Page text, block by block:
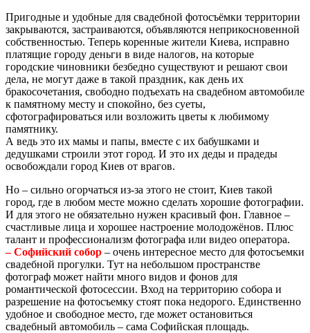
Пригодные и удобные для свадебной фотосъёмки территории
закрываются, застраиваются, объявляются неприкосновенной
собственностью. Теперь коренные жители Киева, исправно
платящие городу деньги в виде налогов, на которые
городские чиновники безбедно существуют и решают свои
дела, не могут даже в такой праздник, как день их
бракосочетания, свободно подъехать на свадебном автомобиле
к памятному месту и спокойно, без суеты,
сфотографироваться или возложить цветы к любимому
памятнику.
А ведь это их мамы и папы, вместе с их бабушками и
дедушками строили этот город. И это их деды и прадеды
освобождали город Киев от врагов.
Но – сильно огорчаться из-за этого не стоит, Киев такой
город, где в любом месте можно сделать хорошие фотографии.
И для этого не обязательно нужен красивый фон. Главное –
счастливые лица и хорошее настроение молодожёнов. Плюс
талант и профессионализм фотографа или видео оператора.
– Софийский собор – очень интересное место для фотосъемки
свадебной прогулки. Тут на небольшом пространстве
фотограф может найти много видов и фонов для
романтической фотосессии. Вход на территорию собора и
разрешение на фотосъемку стоят пока недорого. Единственно
удобное и свободное место, где может остановиться
свадебный автомобиль – сама Софийская площадь.